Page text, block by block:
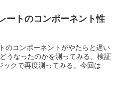
ートのコンポーネント性
のコンポーネントがやたらと遅い
うなったのかを測ってみる。検証
ックで再度測ってみる。今回は